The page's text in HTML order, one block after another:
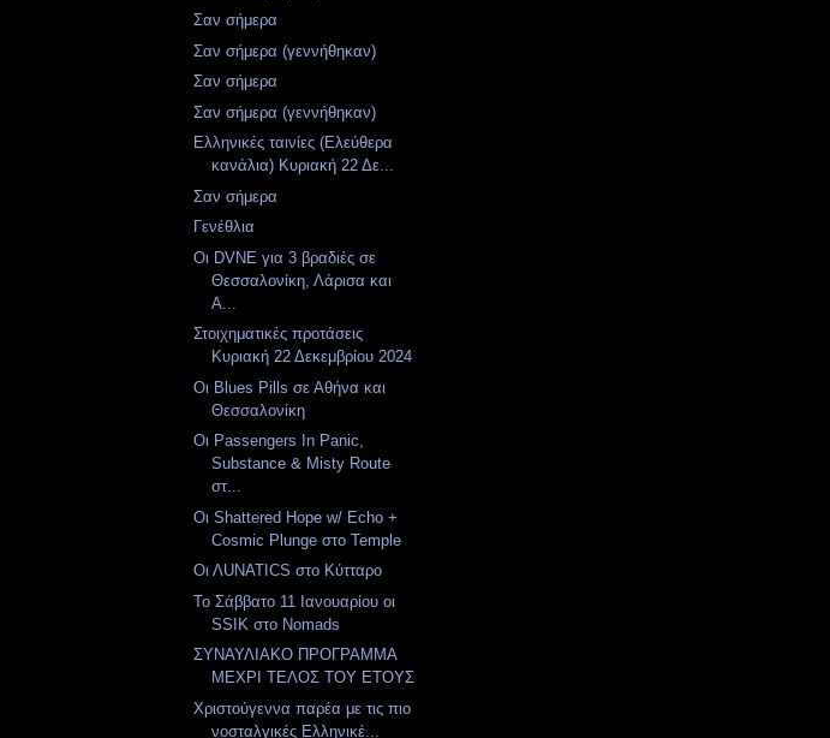
Σαν σήμερα
Σαν σήμερα (γεννήθηκαν)
Σαν σήμερα
Σαν σήμερα (γεννήθηκαν)
Ελληνικές ταινίες (Ελεύθερα
κανάλια) Κυριακή 22 Δε...
Σαν σήμερα
Γενέθλια
Οι DVNE για 3 βραδιές σε
Θεσσαλονίκη, Λάρισα και
Α...
Στοιχηματικές προτάσεις
Κυριακή 22 Δεκεμβρίου 2024
Οι Blues Pills σε Αθήνα και
Θεσσαλονίκη
Οι Passengers In Panic,
Substance & Misty Route
στ...
Οι Shattered Hope w/ Echo +
Cosmic Plunge στο Temple
Οι ΛUNATICS στο Κύτταρο
To Σάββατο 11 Ιανουαρίου οι
SSIK στο Nomads
ΣΥΝΑΥΛΙΑΚΟ ΠΡΟΓΡΑΜΜΑ
ΜΕΧΡΙ ΤΕΛΟΣ ΤΟΥ ΕΤΟΥΣ
Χριστούγεννα παρέα με τις πιο
νοσταλγικές Ελληνικέ...